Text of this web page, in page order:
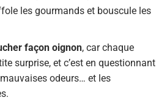
les gourmands et bouscule les
façon oignon, car chaque
surprise, et c’est en questionnant
odeurs… et les